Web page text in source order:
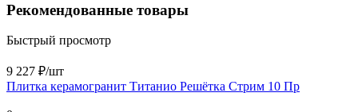
Рекомендованные товары
Быстрый просмотр
9 227 ₽/шт
Плитка керамогранит Титанио Решётка Стрим 10 Пр